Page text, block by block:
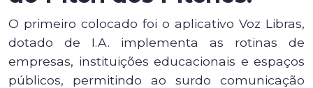
O primeiro colocado foi o aplicativo Voz Libras,
dotado de I.A. implementa as rotinas de
empresas, instituições educacionais e espaços
públicos, permitindo ao surdo comunicação